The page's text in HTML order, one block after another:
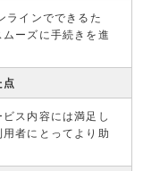
ラインでできるた
ーズに手続きを進
点
ス内容には満足し
者にとってより助